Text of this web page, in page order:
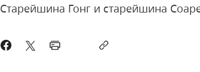
Старейшина Гонг и старейшина